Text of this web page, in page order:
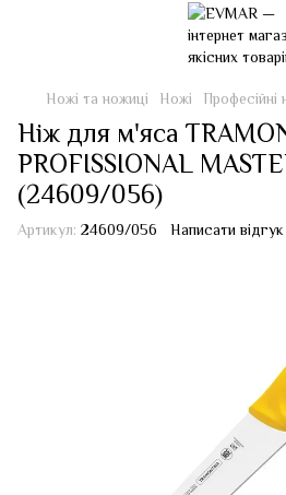
Ножі та ножиці Ножі Професійні
Ніж для м'яса
PROFISSIONAL
(24609/056)
Артикул: 24609/056 Написати відгук